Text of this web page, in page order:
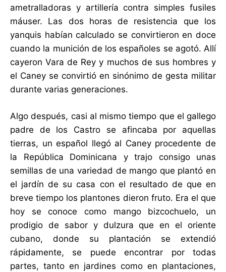
ametralladoras y artillería contra simples fusiles
máuser. Las dos horas de resistencia que los
yanquis habían calculado se convirtieron en doce
cuando la munición de los españoles se agotó. Allí
cayeron Vara de Rey y muchos de sus hombres y
el Caney se convirtió en sinónimo de gesta militar
durante varias generaciones.
Algo después, casi al mismo tiempo que el gallego
padre de los Castro se afincaba por aquellas
tierras, un español llegó al Caney procedente de
la República Dominicana y trajo consigo unas
semillas de una variedad de mango que plantó en
el jardín de su casa con el resultado de que en
breve tiempo los plantones dieron fruto. Era el que
hoy se conoce como mango bizcochuelo, un
prodigio de sabor y dulzura que en el oriente
cubano, donde su plantación se extendió
rápidamente, se puede encontrar por todas
partes, tanto en jardines como en plantaciones,